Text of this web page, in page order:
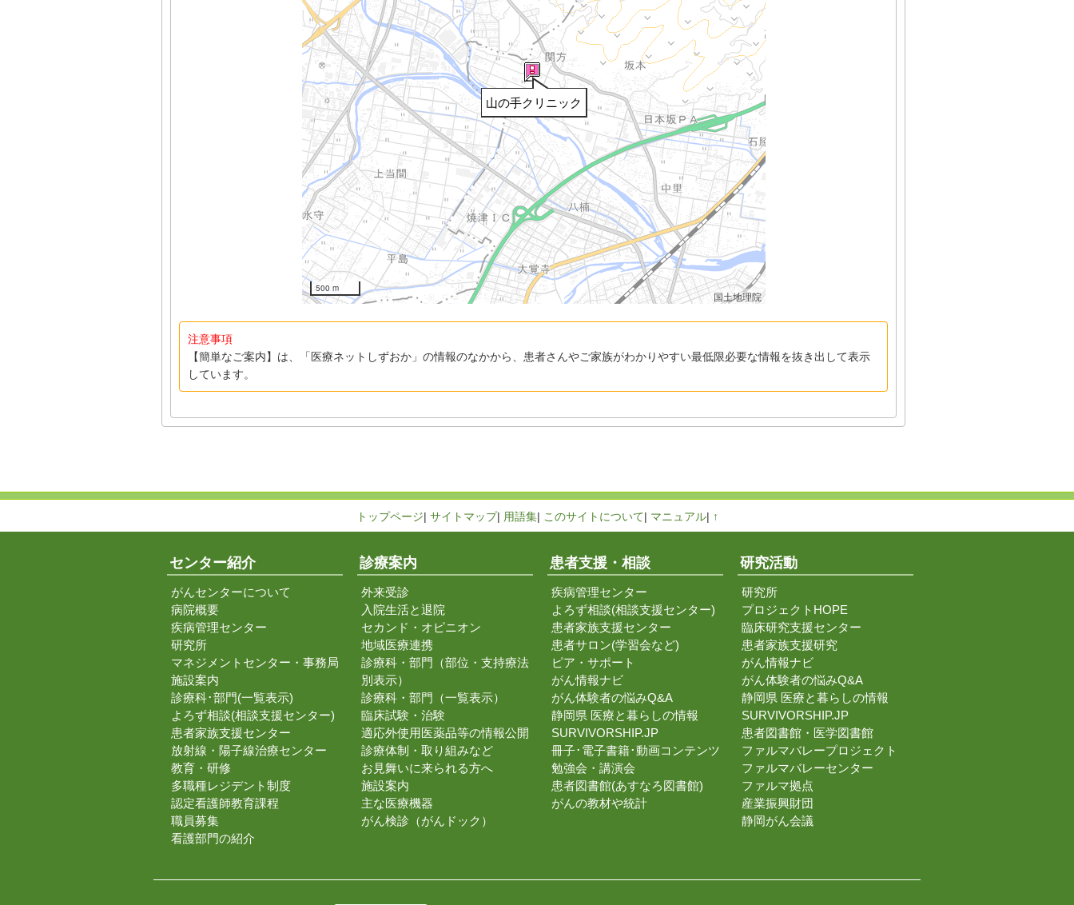
山の手クリニック
500 m
国土地理院
注意事項
【簡単なご案内】は、「医療ネットしずおか」の情報のなかから、患者さんやご家族がわかりやすい最低限必要な情報を抜き出して表示
しています。
トップページ| サイトマップ| 用語集| このサイトについて| マニュアル| ↑
センター紹介
がんセンターについて
病院概要
疾病管理センター
研究所
マネジメントセンター・事務局
施設案内
診療科･部門(一覧表示)
よろず相談(相談支援センター)
患者家族支援センター
放射線・陽子線治療センター
教育・研修
多職種レジデント制度
認定看護師教育課程
職員募集
看護部門の紹介
診療案内
外来受診
入院生活と退院
セカンド・オピニオン
地域医療連携
診療科・部門（部位・支持療法
別表示）
診療科・部門（一覧表示）
臨床試験・治験
適応外使用医薬品等の情報公開
診療体制・取り組みなど
お見舞いに来られる方へ
施設案内
主な医療機器
がん検診（がんドック）
患者支援・相談
疾病管理センター
よろず相談(相談支援センター)
患者家族支援センター
患者サロン(学習会など)
ピア・サポート
がん情報ナビ
がん体験者の悩みQ&A
静岡県 医療と暮らしの情報
SURVIVORSHIP.JP
冊子･電子書籍･動画コンテンツ
勉強会・講演会
患者図書館(あすなろ図書館)
がんの教材や統計
研究活動
研究所
プロジェクトHOPE
臨床研究支援センター
患者家族支援研究
がん情報ナビ
がん体験者の悩みQ&A
静岡県 医療と暮らしの情報
SURVIVORSHIP.JP
患者図書館・医学図書館
ファルマバレープロジェクト
ファルマバレーセンター
ファルマ拠点
産業振興財団
静岡がん会議